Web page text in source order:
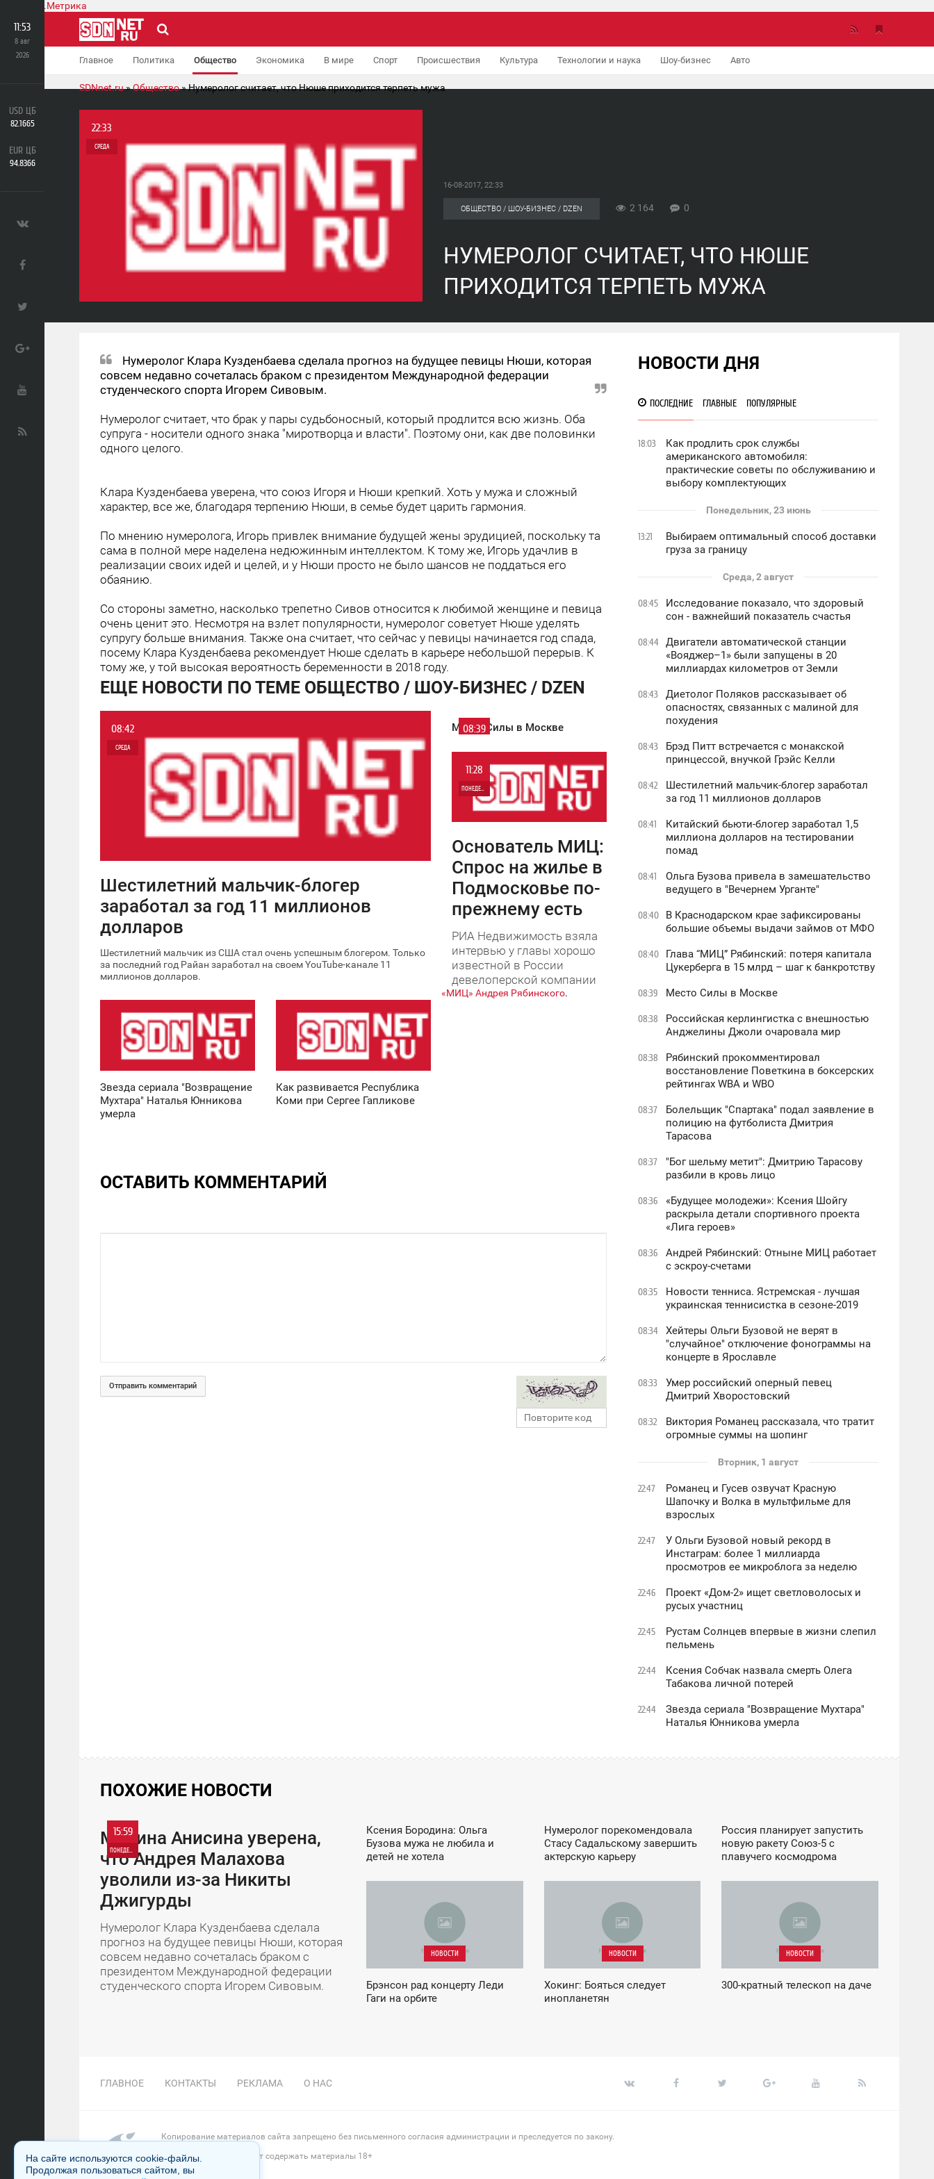
Главное Политика Общество Экономика В мире Спорт Происшествия Культура Технологии и наука Шоу-бизнес Авто
11:53
8 авг
2026
USD ЦБ
82.1665
EUR ЦБ
94.8366
SDNnet.ru»Общество» Нумеролог считает, что Нюше приходится терпеть мужа
22:33
СРЕДА
16-08-2017, 22:33
ОБЩЕСТВО / ШОУ-БИЗНЕС / DZEN 2 164 0
НУМЕРОЛОГ СЧИТАЕТ, ЧТО НЮШЕ
ПРИХОДИТСЯ ТЕРПЕТЬ МУЖА
Нумеролог Клара Кузденбаева сделала прогноз на будущее певицы Нюши, которая
совсем недавно сочеталась браком с президентом Международной федерации
студенческого спорта Игорем Сивовым.
Нумеролог считает, что брак у пары судьбоносный, который продлится всю жизнь. Оба
супруга - носители одного знака "миротворца и власти". Поэтому они, как две половинки
одного целого.
Клара Кузденбаева уверена, что союз Игоря и Нюши крепкий. Хоть у мужа и сложный
характер, все же, благодаря терпению Нюши, в семье будет царить гармония.
По мнению нумеролога, Игорь привлек внимание будущей жены эрудицией, поскольку та
сама в полной мере наделена недюжинным интеллектом. К тому же, Игорь удачлив в
реализации своих идей и целей, и у Нюши просто не было шансов не поддаться его
обаянию.
Со стороны заметно, насколько трепетно Сивов относится к любимой женщине и певица
очень ценит это. Несмотря на взлет популярности, нумеролог советует Нюше уделять
супругу больше внимания. Также она считает, что сейчас у певицы начинается год спада,
посему Клара Кузденбаева рекомендует Нюше сделать в карьере небольшой перерыв. К
тому же, у той высокая вероятность беременности в 2018 году.
ЕЩЕ НОВОСТИ ПО ТЕМЕ ОБЩЕСТВО / ШОУ-БИЗНЕС / DZEN
08:42
СРЕДА
Шестилетний мальчик-блогер
заработал за год 11 миллионов
долларов
Шестилетний мальчик из США стал очень успешным блогером. Только
за последний год Райан заработал на своем YouTube-канале 11
миллионов долларов.
Звезда сериала "Возвращение
Мухтара" Наталья Юнникова
умерла
19:18
Как развивается Республика
Коми при Сергее Гапликове
08:39
7 529
Место Силы в Москве
11:28
ПОНЕДЕЛЬНИК
5 734
Основатель МИЦ:
Спрос на жилье в
Подмосковье по-
прежнему есть
РИА Недвижимость взяла
интервью у главы хорошо
известной в России
девелоперской компании
«МИЦ» Андрея Рябинского.
ОСТАВИТЬ КОММЕНТАРИЙ
Отправить комментарий
НОВОСТИ ДНЯ
ПОСЛЕДНИЕ ГЛАВНЫЕ ПОПУЛЯРНЫЕ
18:03
Как продлить срок службы
американского автомобиля:
практические советы по обслуживанию и
выбору комплектующих
Понедельник, 23 июнь
13:21
Выбираем оптимальный способ доставки
груза за границу
Среда, 2 август
08:45
Исследование показало, что здоровый
сон - важнейший показатель счастья
08:44
Двигатели автоматической станции
«Вояджер–1» были запущены в 20
миллиардах километров от Земли
08:43
Диетолог Поляков рассказывает об
опасностях, связанных с малиной для
похудения
08:43
Брэд Питт встречается с монакской
принцессой, внучкой Грэйс Келли
08:42
Шестилетний мальчик-блогер заработал
за год 11 миллионов долларов
08:41
Китайский бьюти-блогер заработал 1,5
миллиона долларов на тестировании
помад
08:41
Ольга Бузова привела в замешательство
ведущего в "Вечернем Урганте"
08:40
В Краснодарском крае зафиксированы
большие объемы выдачи займов от МФО
08:40
Глава “МИЦ” Рябинский: потеря капитала
Цукерберга в 15 млрд – шаг к банкротству
08:39 Место Силы в Москве
08:38
Российская керлингистка с внешностью
Анджелины Джоли очаровала мир
08:38
Рябинский прокомментировал
восстановление Поветкина в боксерских
рейтингах WBA и WBO
08:37
Болельщик "Спартака" подал заявление в
полицию на футболиста Дмитрия
Тарасова
08:37
"Бог шельму метит": Дмитрию Тарасову
разбили в кровь лицо
08:36
«Будущее молодежи»: Ксения Шойгу
раскрыла детали спортивного проекта
«Лига героев»
08:36
Андрей Рябинский: Отныне МИЦ работает
с эскроу-счетами
08:35
Новости тенниса. Ястремская - лучшая
украинская теннисистка в сезоне-2019
08:34
Хейтеры Ольги Бузовой не верят в
"случайное" отключение фонограммы на
концерте в Ярославле
08:33
Умер российский оперный певец
Дмитрий Хворостовский
08:32
Виктория Романец рассказала, что тратит
огромные суммы на шопинг
Вторник, 1 август
22:47
Романец и Гусев озвучат Красную
Шапочку и Волка в мультфильме для
взрослых
22:47
У Ольги Бузовой новый рекорд в
Инстаграм: более 1 миллиарда
просмотров ее микроблога за неделю
22:46
Проект «Дом-2» ищет светловолосых и
русых участниц
22:45
Рустам Солнцев впервые в жизни слепил
пельмень
22:44
Ксения Собчак назвала смерть Олега
Табакова личной потерей
22:44
Звезда сериала "Возвращение Мухтара"
Наталья Юнникова умерла
ПОХОЖИЕ НОВОСТИ
15:59
ПОНЕДЕЛЬНИК
Марина Анисина уверена,
что Андрея Малахова
уволили из-за Никиты
Джигурды
Нумеролог Клара Кузденбаева сделала
прогноз на будущее певицы Нюши, которая
совсем недавно сочеталась браком с
президентом Международной федерации
студенческого спорта Игорем Сивовым.
Ксения Бородина: Ольга
Бузова мужа не любила и
детей не хотела
Нумеролог порекомендовала
Стасу Садальскому завершить
актерскую карьеру
Россия планирует запустить
новую ракету Союз-5 с
плавучего космодрома
НОВОСТИ
Брэнсон рад концерту Леди
Гаги на орбите
НОВОСТИ
Хокинг: Бояться следует
инопланетян
НОВОСТИ
300-кратный телескоп на даче
ГЛАВНОЕ КОНТАКТЫ РЕКЛАМА О НАС
Копирование материалов сайта запрещено без письменного согласия администрации и преследуется по закону.
Настоящий ресурс может содержать материалы 18+
На сайте используются cookie-файлы.
Продолжая пользоваться сайтом, вы